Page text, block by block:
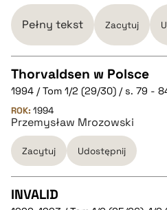
pobierz cytat
pobierz cytat
Pełny tekst Zacytuj
CZYSTY TEKST
pobierz cytat
Thorvaldsen w Polsce
1994 / Tom 1/2 (29/30) / s. 79 -
ROK: 1994
Przemysław Mrozowski
Zacytuj Udostępnij
INVALID